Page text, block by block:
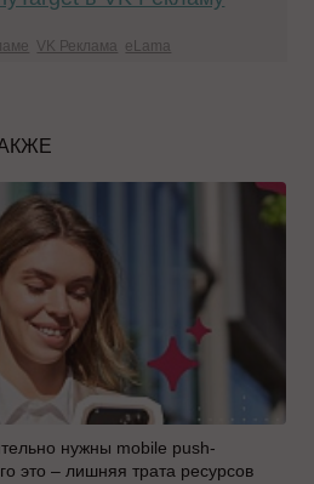
VK Реклама eLama
нужны mobile push-
это – лишняя трата ресурсов